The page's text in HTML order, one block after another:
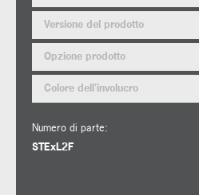
Versione del prodotto
Opzione prodotto
Colore dell'involucro
Numero di parte:
STExL2F